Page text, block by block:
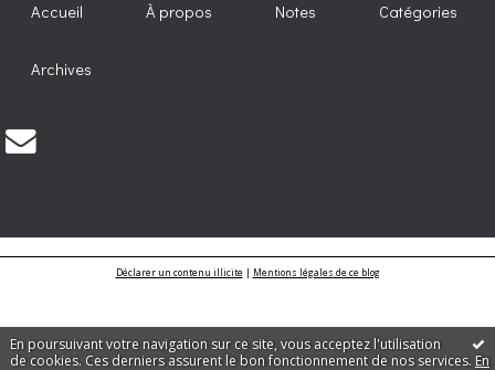
En poursuivant votre navigation sur ce site, vous acceptez l'utilisation
de cookies. Ces derniers assurent le bon fonctionnement de nos services. En
Accueil À propos Notes Catégories
Archives
Déclarer un contenu illicite| Mentions légales de ce blog